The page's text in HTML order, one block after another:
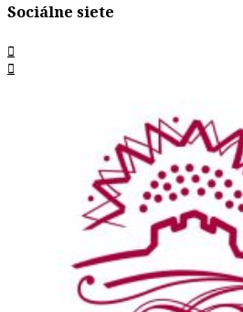
Sociálne siete